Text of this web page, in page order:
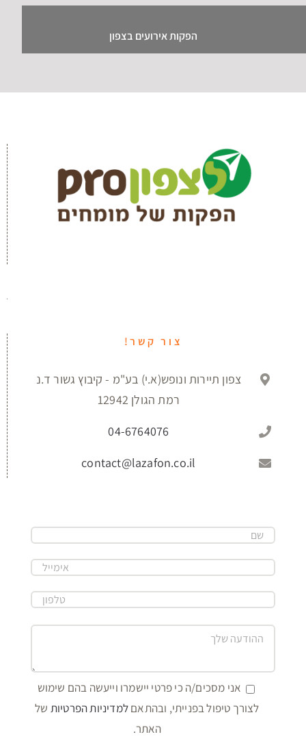
הפקות אירועים בצפון
צור קשר!
צפון תיירות ונופש(א.י) בע"מ - קיבוץ גשור ד.נ
רמת הגולן 12942
04-6764076
contact@lazafon.co.il
אני מסכים/ה כי פרטי יישמרו וייעשה בהם שימוש
לצורך טיפול בפנייתי, ובהתאםלמדיניות הפרטיות של
האתר.